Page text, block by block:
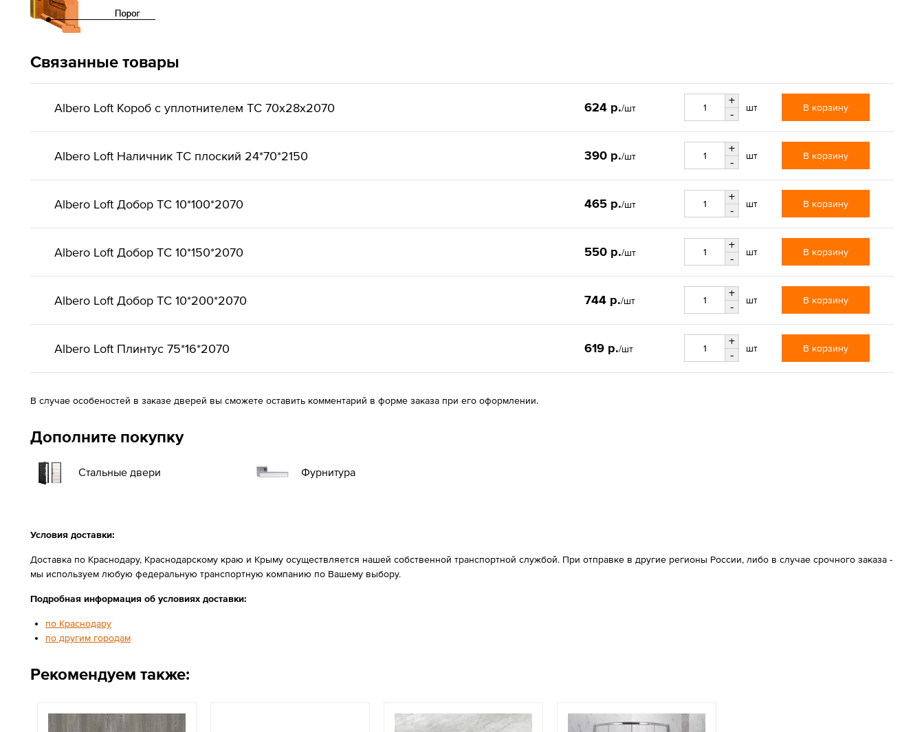
Связанные товары
Albero Loft Короб с уплотнителем ТС 70х28х2070 624 р./шт
+
-
шт В корзину
Albero Loft Наличник ТС плоский 24*70*2150 390 р./шт
+
-
шт В корзину
Albero Loft Добор ТС 10*100*2070 465 р./шт
+
-
шт В корзину
Albero Loft Добор ТС 10*150*2070 550 р./шт
+
-
шт В корзину
Albero Loft Добор ТС 10*200*2070 744 р./шт
+
-
шт В корзину
Albero Loft Плинтус 75*16*2070 619 р./шт
+
-
шт В корзину
В случае особеностей в заказе дверей вы сможете оставить комментарий в форме заказа при его оформлении.
Дополните покупку
Стальные двери Фурнитура
Условия доставки:
Доставка по Краснодару, Краснодарскому краю и Крыму осуществляется нашей собственной транспортной службой. При отправке в другие регионы России, либо в случае срочного заказа -
мы используем любую федеральную транспортную компанию по Вашему выбору.
Подробная информация об условиях доставки:
по Краснодару
по другим городам
Рекомендуем также: